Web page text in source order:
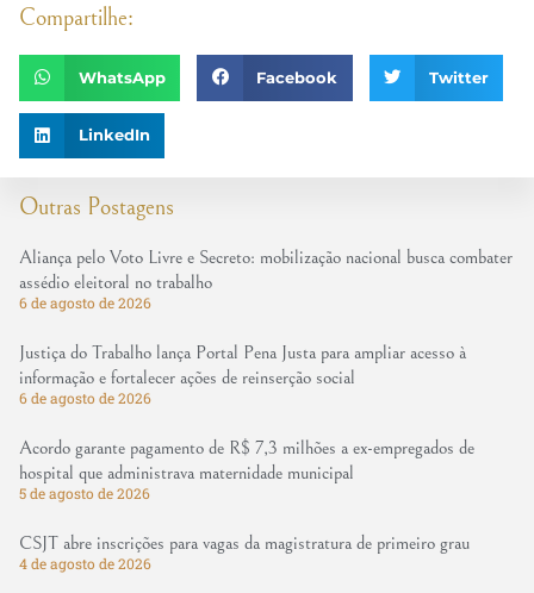
Outras Postagens
Aliança pelo Voto Livre e Secreto: mobilização nacional busca combater
assédio eleitoral no trabalho
6 de agosto de 2026
Justiça do Trabalho lança Portal Pena Justa para ampliar acesso à
informação e fortalecer ações de reinserção social
6 de agosto de 2026
Acordo garante pagamento de R$ 7,3 milhões a ex-empregados de
hospital que administrava maternidade municipal
5 de agosto de 2026
CSJT abre inscrições para vagas da magistratura de primeiro grau
4 de agosto de 2026
Compartilhe:
WhatsApp Facebook Twitter
LinkedIn